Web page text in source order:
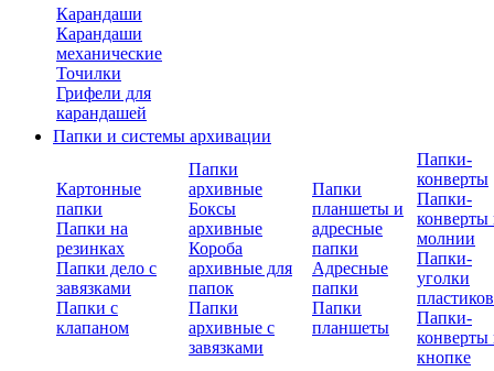
Карандаши
Карандаши
механические
Точилки
Грифели для
карандашей
Папки и системы архивации
Картонные
папки
Папки на
резинках
Папки дело с
завязками
Папки с
клапаном
Папки
архивные
Боксы
архивные
Короба
архивные для
папок
Папки
архивные с
завязками
Папки
планшеты и
адресные
папки
Адресные
папки
Папки
планшеты
Папки-
конверты
Папки-
конверты
молнии
Папки-
уголки
Папки-
конверты
кнопке